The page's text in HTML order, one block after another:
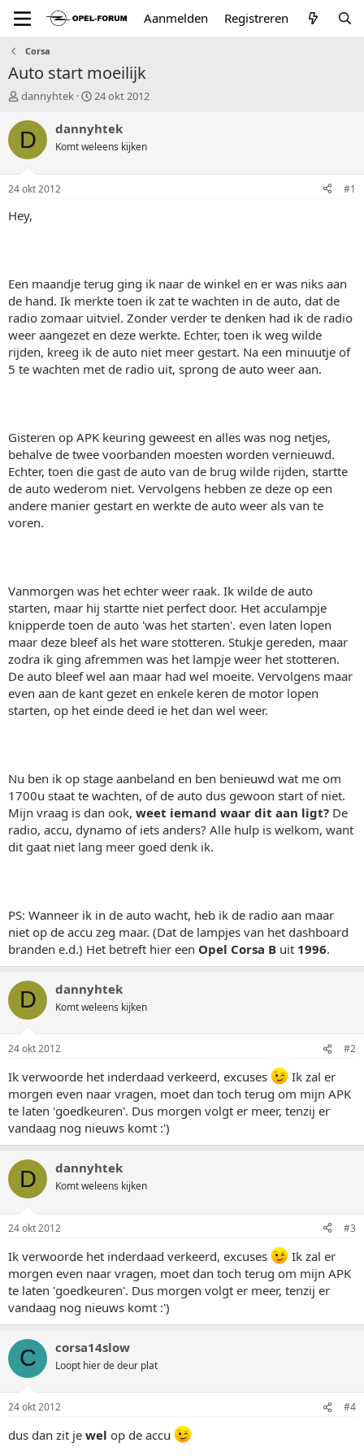
Aanmelden Registreren
Corsa
Auto start moeilijk
T
p
a
r
t
dannyhtek
S
a
r
t
24 okt 2012
D dannyhtek
Komt weleens kijken
24 okt 2012 #1
Hey,
Een maandje terug ging ik naar de winkel en er was niks aan
de hand. Ik merkte toen ik zat te wachten in de auto, dat de
radio zomaar uitviel. Zonder verder te denken had ik de radio
weer aangezet en deze werkte. Echter, toen ik weg wilde
rijden, kreeg ik de auto niet meer gestart. Na een minuutje of
5 te wachten met de radio uit, sprong de auto weer aan.
Gisteren op APK keuring geweest en alles was nog netjes,
behalve de twee voorbanden moesten worden vernieuwd.
Echter, toen die gast de auto van de brug wilde rijden, startte
de auto wederom niet. Vervolgens hebben ze deze op een
andere manier gestart en werkte de auto weer als van te
voren.
Vanmorgen was het echter weer raak. Ik wilde de auto
starten, maar hij startte niet perfect door. Het acculampje
knipperde toen de auto 'was het starten'. even laten lopen
maar deze bleef als het ware stotteren. Stukje gereden, maar
zodra ik ging afremmen was het lampje weer het stotteren.
De auto bleef wel aan maar had wel moeite. Vervolgens maar
even aan de kant gezet en enkele keren de motor lopen
starten, op het einde deed ie het dan wel weer.
Nu ben ik op stage aanbeland en ben benieuwd wat me om
1700u staat te wachten, of de auto dus gewoon start of niet.
Mijn vraag is dan ook, weet iemand waar dit aan ligt? De
radio, accu, dynamo of iets anders? Alle hulp is welkom, want
dit gaat niet lang meer goed denk ik.
PS: Wanneer ik in de auto wacht, heb ik de radio aan maar
niet op de accu zeg maar. (Dat de lampjes van het dashboard
branden e.d.) Het betreft hier een Opel Corsa B uit 1996.
D dannyhtek
Komt weleens kijken
24 okt 2012 #2
Ik verwoorde het inderdaad verkeerd, excuses
Ik zal er
morgen even naar vragen, moet dan toch terug om mijn APK
te laten 'goedkeuren'. Dus morgen volgt er meer, tenzij er
vandaag nog nieuws komt :')
D dannyhtek
Komt weleens kijken
24 okt 2012 #3
Ik verwoorde het inderdaad verkeerd, excuses
Ik zal er
morgen even naar vragen, moet dan toch terug om mijn APK
te laten 'goedkeuren'. Dus morgen volgt er meer, tenzij er
vandaag nog nieuws komt :')
C corsa14slow
Loopt hier de deur plat
24 okt 2012 #4
dus dan zit je wel op de accu